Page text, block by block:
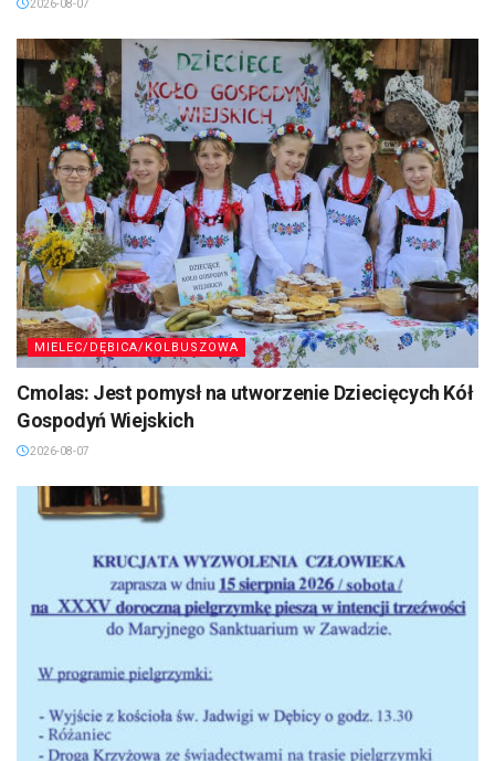
2026-08-07
MIELEC/DĘBICA/KOLBUSZOWA
Cmolas: Jest pomysł na utworzenie Dziecięcych Kół
Gospodyń Wiejskich
2026-08-07